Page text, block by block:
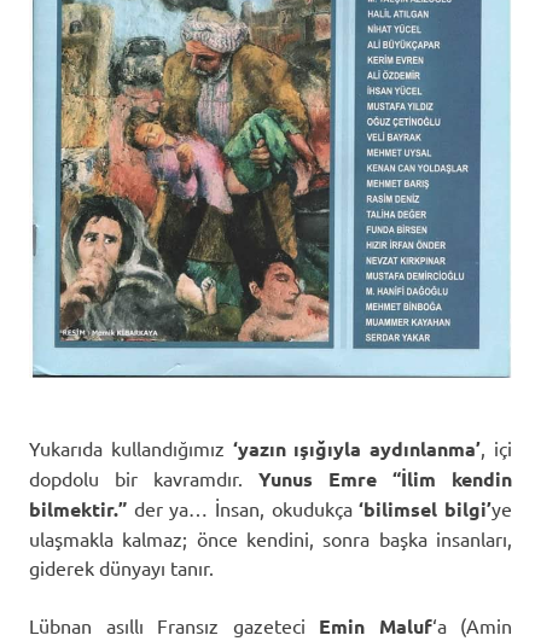
Yukarıda kullandığımız ‘yazın ışığıyla aydınlanma’ , içi
dopdolu bir kavramdır. Yunus Emre “İlim kendin
bilmektir.” der ya… İnsan, okudukça‘bilimsel bilgi’ye
ulaşmakla kalmaz; önce kendini, sonra başka insanları,
giderek dünyayı tanır.
Lübnan asıllı Fransız gazeteci Emin Maluf‘a (Amin